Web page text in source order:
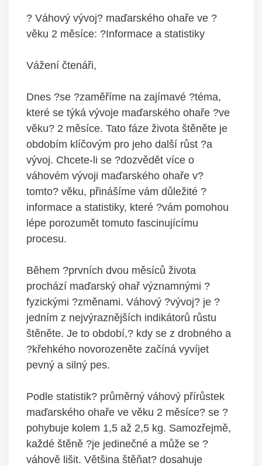
? Váhový vývoj? maďarského ohaře ve ?
věku 2 měsíce: ?Informace a statistiky
Vážení čtenáři,
Dnes ?se ?zaměříme na zajímavé ?téma,
které se týká vývoje maďarského ohaře ?ve
věku? 2 měsíce. Tato fáze života štěněte je
obdobím klíčovým pro jeho další růst ?a
vývoj. Chcete-li se ?dozvědět více o
váhovém vývoji maďarského ohaře v?
tomto? věku, přinášíme vám důležité ?
informace a statistiky, které ?vám pomohou
lépe porozumět tomuto fascinujícímu
procesu.
Během ?prvních dvou měsíců života
prochází maďarský ohař významnými ?
fyzickými ?změnami. Váhový ?vývoj? je ?
jedním z nejvýraznějších indikátorů růstu
štěněte. Je to období,? kdy se z drobného a
?křehkého novorozeněte začíná vyvíjet
pevný a silný pes.
Podle statistik? průměrný váhový přírůstek
maďarského ohaře ve věku 2 měsíce? se ?
pohybuje kolem 1,5 až 2,5 kg. Samozřejmě,
každé štěně ?je jedinečné a může se ?
váhově lišit. Většina štěňat? dosahuje